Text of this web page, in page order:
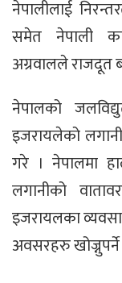
नेपालीलाई
समेत नेपाली
अग्रवालले राजदूत
नेपालको
इजरायलेको
गरे । नेपालमा
लगानीको
इजरायलका
अवसरहरु